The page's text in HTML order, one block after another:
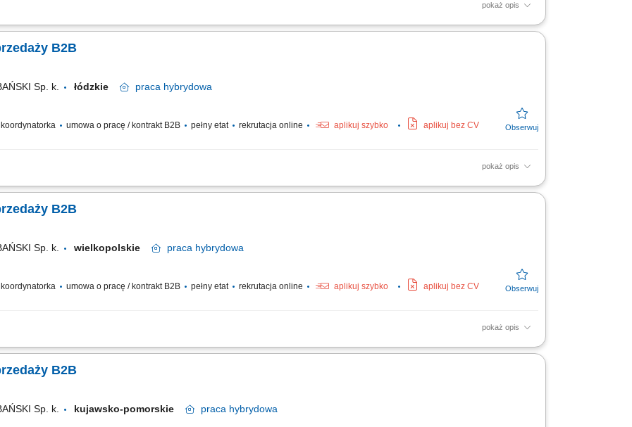
pokaż opis
i regularne wizyty w terenie. Zarządzanie zespołem oraz wspieranie jego rozwoju i zaangażowania. Realizacja planów
B2B
Sp. k. łódzkie praca hybrydowa
umowa o pracę / kontrakt B2B pełny etat rekrutacja online aplikuj szybko aplikuj bez CV
pokaż opis
nowych klientów biznesowych (zakłady produkcyjne, branża spożywcza, HoReCa) na powierzonym terenie (woj.
B2B
Sp. k. wielkopolskie praca hybrydowa
umowa o pracę / kontrakt B2B pełny etat rekrutacja online aplikuj szybko aplikuj bez CV
pokaż opis
nowych klientów biznesowych (zakłady produkcyjne, branża spożywcza, HoReCa) na powierzonym terenie (woj.
B2B
Sp. k. kujawsko-pomorskie praca hybrydowa